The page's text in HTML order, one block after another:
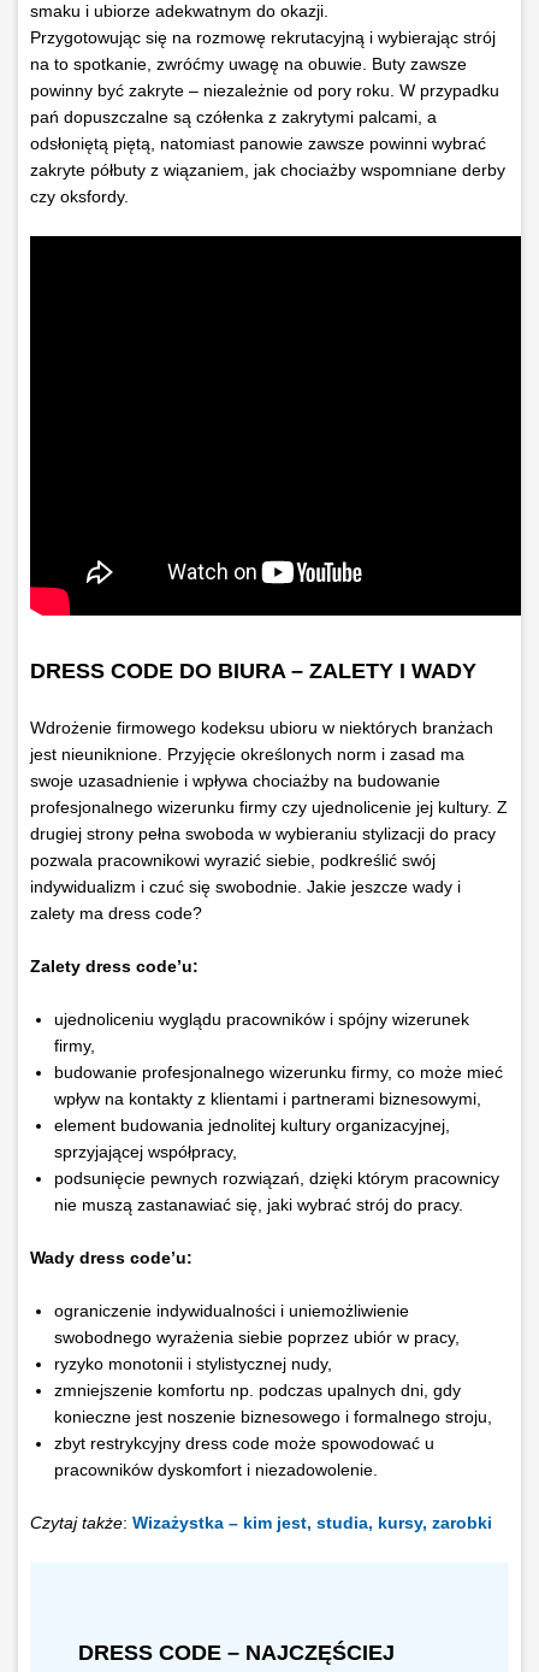
smaku i ubiorze adekwatnym do okazji.
Przygotowując się na rozmowę rekrutacyjną i wybierając strój
na to spotkanie, zwróćmy uwagę na obuwie. Buty zawsze
powinny być zakryte – niezależnie od pory roku. W przypadku
pań dopuszczalne są czółenka z zakrytymi palcami, a
odsłoniętą piętą, natomiast panowie zawsze powinni wybrać
zakryte półbuty z wiązaniem, jak chociażby wspomniane derby
czy oksfordy.
DRESS CODE DO BIURA – ZALETY I WADY
Wdrożenie firmowego kodeksu ubioru w niektórych branżach
jest nieuniknione. Przyjęcie określonych norm i zasad ma
swoje uzasadnienie i wpływa chociażby na budowanie
profesjonalnego wizerunku firmy czy ujednolicenie jej kultury. Z
drugiej strony pełna swoboda w wybieraniu stylizacji do pracy
pozwala pracownikowi wyrazić siebie, podkreślić swój
indywidualizm i czuć się swobodnie. Jakie jeszcze wady i
zalety ma dress code?
Zalety dress code’u:
ujednoliceniu wyglądu pracowników i spójny wizerunek
firmy,
budowanie profesjonalnego wizerunku firmy, co może mieć
wpływ na kontakty z klientami i partnerami biznesowymi,
element budowania jednolitej kultury organizacyjnej,
sprzyjającej współpracy,
podsunięcie pewnych rozwiązań, dzięki którym pracownicy
nie muszą zastanawiać się, jaki wybrać strój do pracy.
Wady dress code’u:
ograniczenie indywidualności i uniemożliwienie
swobodnego wyrażenia siebie poprzez ubiór w pracy,
ryzyko monotonii i stylistycznej nudy,
zmniejszenie komfortu np. podczas upalnych dni, gdy
konieczne jest noszenie biznesowego i formalnego stroju,
zbyt restrykcyjny dress code może spowodować u
pracowników dyskomfort i niezadowolenie.
Czytaj także: Wizażystka – kim jest, studia, kursy, zarobki
DRESS CODE – NAJCZĘŚCIEJ